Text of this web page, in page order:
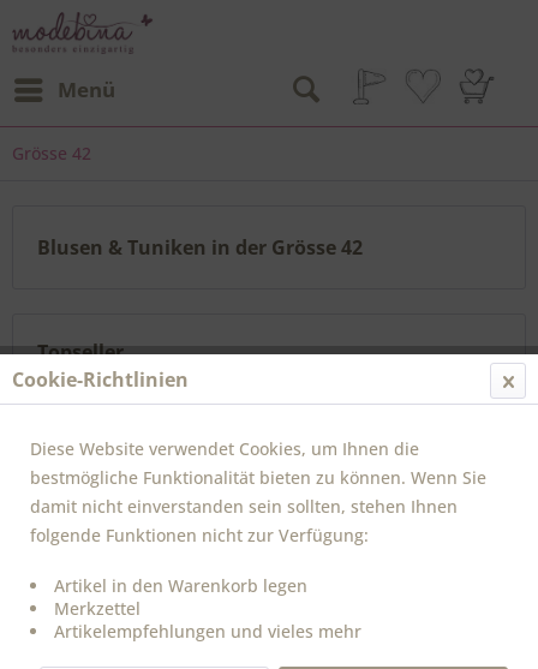
Menü
Grösse 42
Blusen & Tuniken in der Grösse 42
Topseller
Bluse Longbluse Blusenkleid pink 42-46 Long...
Cookie-Richtlinien
Diese Website verwendet Cookies, um Ihnen die
bestmögliche Funktionalität bieten zu können. Wenn Sie
damit nicht einverstanden sein sollten, stehen Ihnen
folgende Funktionen nicht zur Verfügung:
Artikel in den Warenkorb legen
Merkzettel
Artikelempfehlungen und vieles mehr